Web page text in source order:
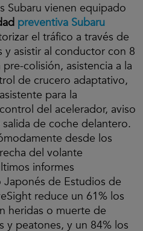
Subaru vienen equipado
preventiva Subaru
el tráfico a través de
y asistir al conductor con 8
colisión, asistencia a la
de crucero adaptativo,
para la
del acelerador, aviso
de coche delantero.
desde los
del volante
informes
de Estudios de
reduce un 61% los
heridas o muerte de
y peatones, y un 84% los